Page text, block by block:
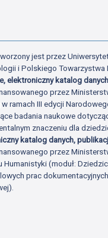
jest przez
i Polskiego
elektroniczny katalog
przez
ramach III edycji
badania naukowe
znaczeniu dla
katalog danych,
przez
Humanistyki (moduł:
prac